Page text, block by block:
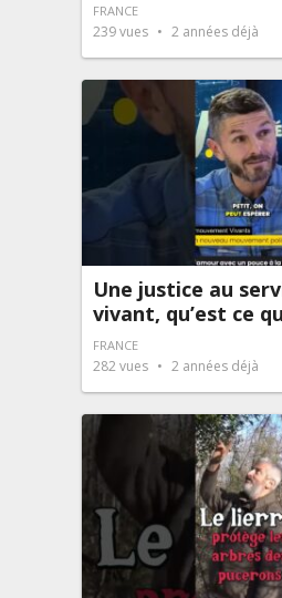
FRANCE
239vues 2 années déjà
Une justice au
vivant, qu’est ce
FRANCE
282vues 2 années déjà